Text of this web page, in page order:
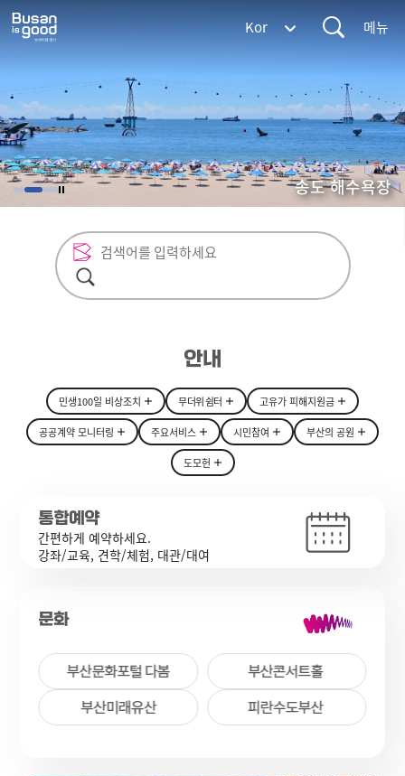
부
산
시
BUSAN
METROPOLITAN
CITY
Kor
합
해운대 해수욕장
광안리 해수욕장
송도 해수욕장
안내
민생100일 비상조치 무더위 쉼터
고유가 피해지원금
공공계약 모니터링
주요서비스 시민참여
부산의 공원
도모헌
통합예약
간편하게 예약하세요.
강좌/교육, 견학/체험, 대관/대여
문화